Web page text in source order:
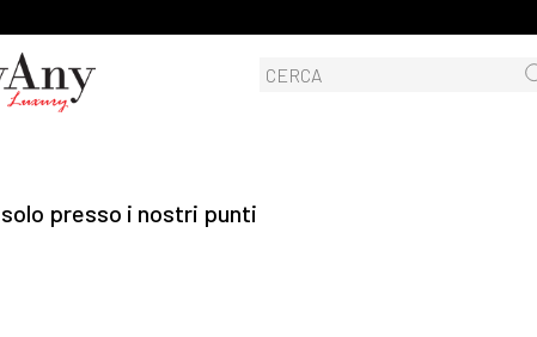
presso i nostri punti